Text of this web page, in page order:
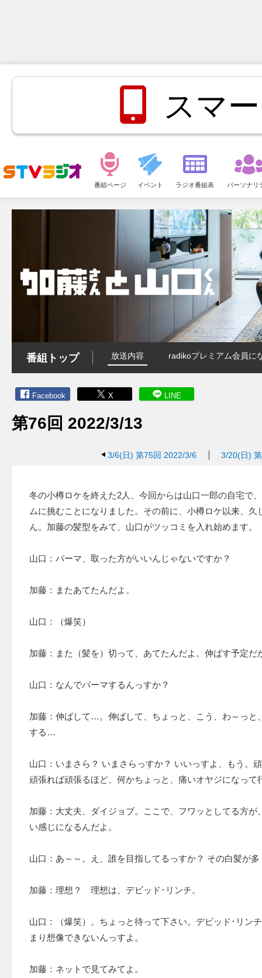
スマ
ュ
番組ページ イベント ラジオ番組表 パーソナリ
番組トップ 放送内容 radikoプレミアム会員に
Facebook X LINE
第76回 2022/3/13
3/6(日) 第75回 2022/3/6 3/20(日)
冬の小樽ロケを終えた2人、今回からは山口一郎の自宅で
ムに挑むことになりました。その前に、小樽ロケ以来、
ん。加藤の髪型をみて、山口がツッコミを入れ始めます。
山口：パーマ、取った方がいいんじゃないですか？
加藤：またあてたんだよ。
山口：（爆笑）
加藤：また（髪を）切って、あてたんだよ。伸ばす予定だ
山口：なんでパーマするんっすか？
加藤：伸ばして…。伸ばして、ちょっと、こう、わ～っと
する…
山口：いまさら？ いまさらっすか？ いいっすよ、もう。
頑張れば頑張るほど、何かちょっと、痛いオヤジになって
加藤：大丈夫、ダイジョブ。ここで、フワッとしてる方
い感じになるんだよ。
山口：あ～～。え、誰を目指してるっすか？ その白髪が
加藤：理想？ 理想は、デビッド･リンチ。
山口：（爆笑）。ちょっと待って下さい。デビッド･リン
まり想像できないんっすよ。
加藤：ネットで見てみてよ。